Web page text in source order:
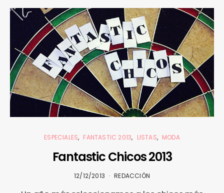
ESPECIALES FANTASTIC 2013 LISTAS MODA
Fantastic Chicos 2013
12/12/2013 REDACCIÓN